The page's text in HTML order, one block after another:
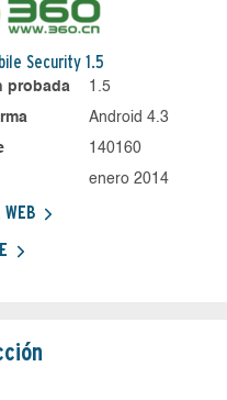
Security 1.5
probada
1.5
Android 4.3
140160
enero 2014
WEB